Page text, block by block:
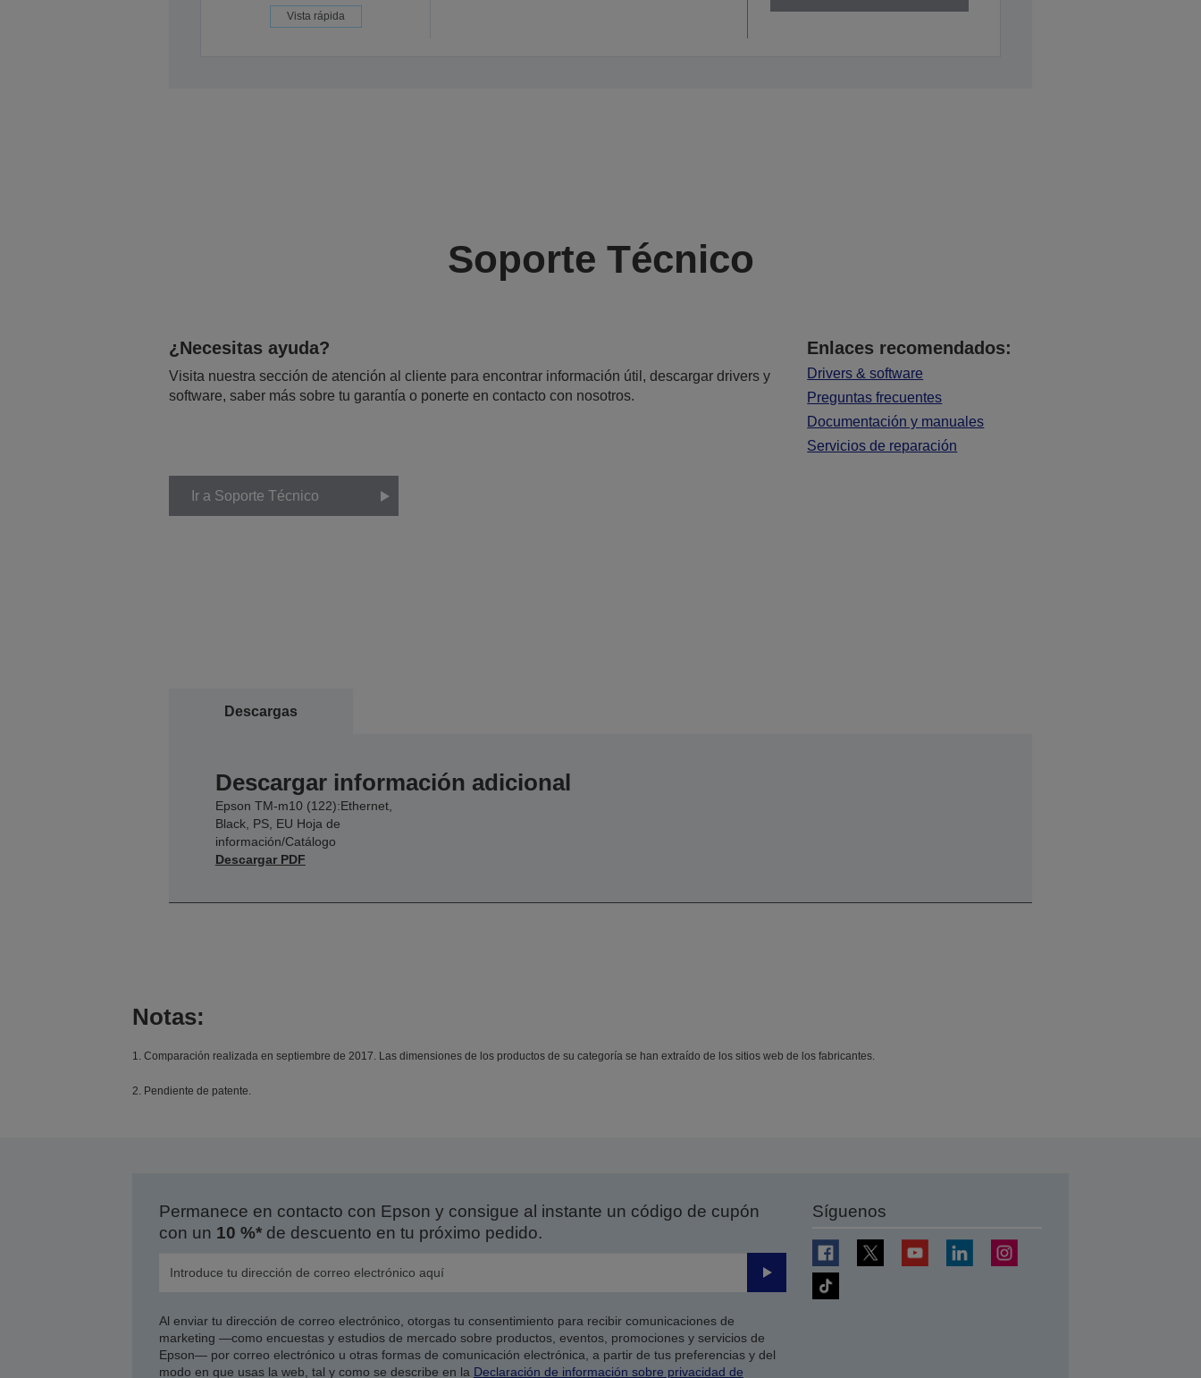
Vista rápida
Soporte Técnico
¿Necesitas ayuda?
Visita nuestra sección de atención al cliente para encontrar información útil, descargar drivers y
software, saber más sobre tu garantía o ponerte en contacto con nosotros.
Enlaces recomendados:
Drivers & software
Preguntas frecuentes
Documentación y manuales
Servicios de reparación
Ir a Soporte Técnico
Descargas
Descargar información adicional
Epson TM-m10 (122):Ethernet,
Black, PS, EU Hoja de
información/Catálogo
Descargar PDF
Notas:
1. Comparación realizada en septiembre de 2017. Las dimensiones de los productos de su categoría se han extraído de los sitios web de los fabricantes.
2. Pendiente de patente.
Permanece en contacto con Epson y consigue al instante un código de cupón
con un 10 %*de descuento en tu próximo pedido.
Enviar
Al enviar tu dirección de correo electrónico, otorgas tu consentimiento para recibir comunicaciones de
marketing —como encuestas y estudios de mercado sobre productos, eventos, promociones y servicios de
Epson— por correo electrónico u otras formas de comunicación electrónica, a partir de tus preferencias y del
modo en que usas la web, tal y como se describe en la Declaración de información sobre privacidad de
Síguenos